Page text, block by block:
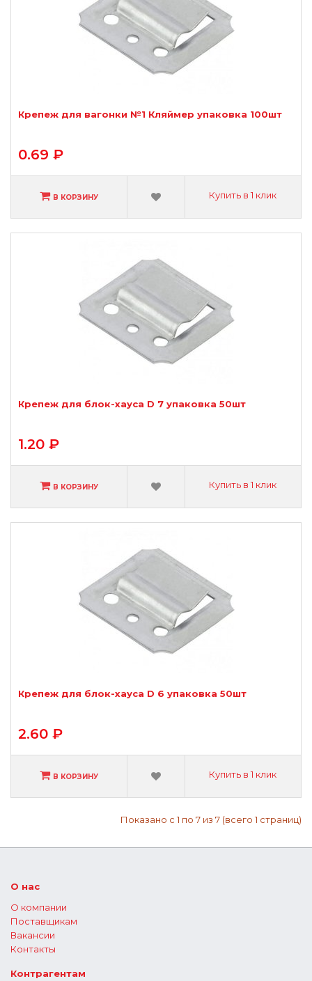
Крепеж для вагонки №1 Кляймер упаковка 100шт
0.69 ₽
В КОРЗИНУ Купить в 1 клик
Крепеж для блок-хауса D 7 упаковка 50шт
1.20 ₽
В КОРЗИНУ Купить в 1 клик
Крепеж для блок-хауса D 6 упаковка 50шт
2.60 ₽
В КОРЗИНУ Купить в 1 клик
Показано с 1 по 7 из 7 (всего 1 страниц)
О нас
О компании
Поставщикам
Вакансии
Контакты
Контрагентам